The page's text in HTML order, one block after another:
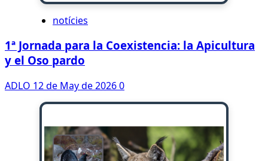
notícies
1ª Jornada para la Coexistencia: la Apicultura
y el Oso pardo
ADLO 12 de May de 20260